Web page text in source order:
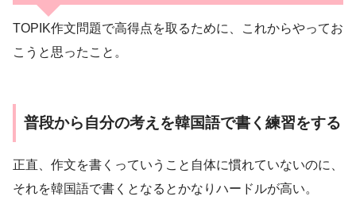
TOPIK作文問題で高得点を取るために、これからやってお
こうと思ったこと。
普段から自分の考えを韓国語で書く練習をする
正直、作文を書くっていうこと自体に慣れていないのに、
それを韓国語で書くとなるとかなりハードルが高い。